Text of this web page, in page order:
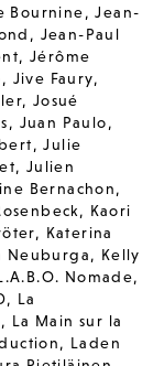
Bournine,Jean-
, Jean-Paul
,Jérôme
, Jive Faury,
, Josué
, Juan Paulo,
,Julie
, Julien
Bernachon,
, Kaori
, Katerina
Neuburga, Kelly
Nomade,
, La
, La Main sur la
, Laden